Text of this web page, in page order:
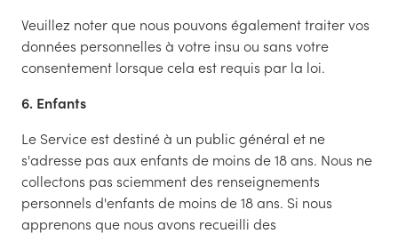
Veuillez noter que nous pouvons également traiter vos
données personnelles à votre insu ou sans votre
consentement lorsque cela est requis par la loi.
6. Enfants
Le Service est destiné à un public général et ne
s'adresse pas aux enfants de moins de 18 ans. Nous ne
collectons pas sciemment des renseignements
personnels d'enfants de moins de 18 ans. Si nous
apprenons que nous avons recueilli des